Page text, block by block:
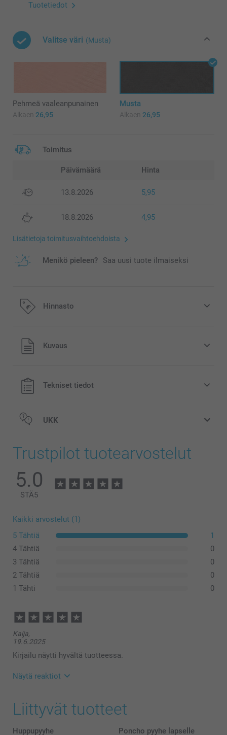
Tuotetiedot
Valitse väri (Musta)
Pehmeä vaaleanpunainen
Alkaen 26,95
Musta
Alkaen 26,95
Toimitus
Päivämäärä Hinta
13.8.2026 5,95
18.8.2026 4,95
Lisätietoja toimitusvaihtoehdoista
Menikö pieleen? Saa uusi tuote ilmaiseksi
Hinnasto
Kaikki hinnat ovat euroina, sisältävät arvonlisäveron ja
eivät sisällä postikuluja.
Kuvaus
Tekniset tiedot
UKK
Trustpilot tuotearvostelut
5.0
STÄ5
Kaikki arvostelut (1)
5 Tähtiä
1
4 Tähtiä
0
3 Tähtiä
0
2 Tähtiä
0
1 Tähti
0
Kaija,
19.6.2025
Kirjailu näytti hyvältä tuotteessa.
Näytä reaktiot
24.6.2025
14:12
Hei,
Kiitos palautteestasi! Hienoa kuulla, että
Liittyvät tuotteet
Huppupyyhe Poncho pyyhe lapselle